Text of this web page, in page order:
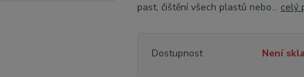
past, čištění všech plastů nebo... celý
Dostupnost Není